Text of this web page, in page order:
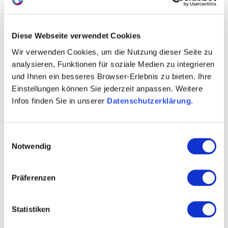
Diese Webseite verwendet Cookies
Wir verwenden Cookies, um die Nutzung dieser Seite zu
analysieren, Funktionen für soziale Medien zu integrieren
und Ihnen ein besseres Browser-Erlebnis zu bieten. Ihre
Einstellungen können Sie jederzeit anpassen. Weitere
Infos finden Sie in unserer Datenschutzerklärung.
Notwendig
Präferenzen
Statistiken
Rebfläche 25 Hektar
Fachhandel
Weinexport
Historische Rebsorten